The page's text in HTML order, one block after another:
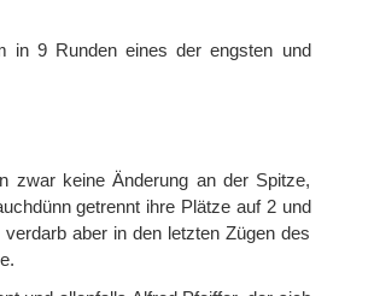
in 9 Runden eines der engsten und
zwar keine Änderung an der Spitze,
getrennt ihre Plätze auf 2 und
aber in den letzten Zügen des